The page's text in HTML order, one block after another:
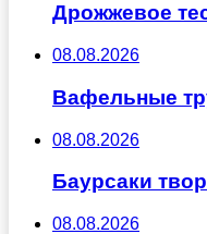
Дрожжевое
08.08.2026
Вафельные
08.08.2026
Баурсаки
08.08.2026